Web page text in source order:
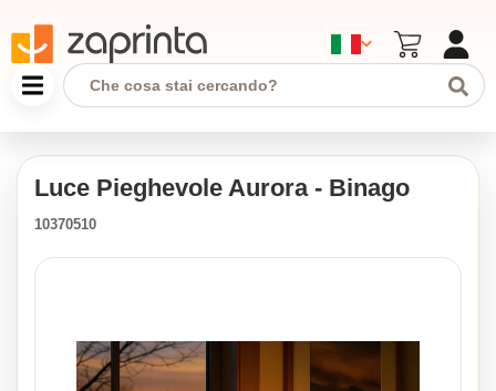
Luce Pieghevole Aurora - Binago
10370510